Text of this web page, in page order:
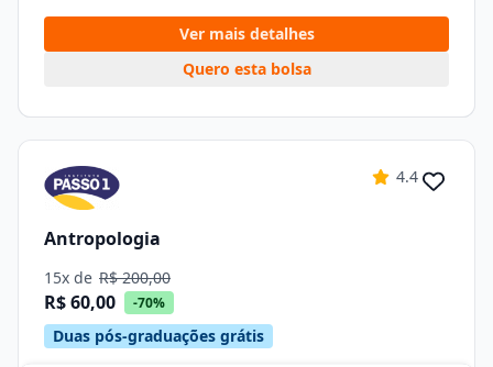
Ver mais detalhes
Quero esta bolsa
4.4
Antropologia
15x de R$ 200,00
R$ 60,00 -70%
Duas pós-graduações grátis